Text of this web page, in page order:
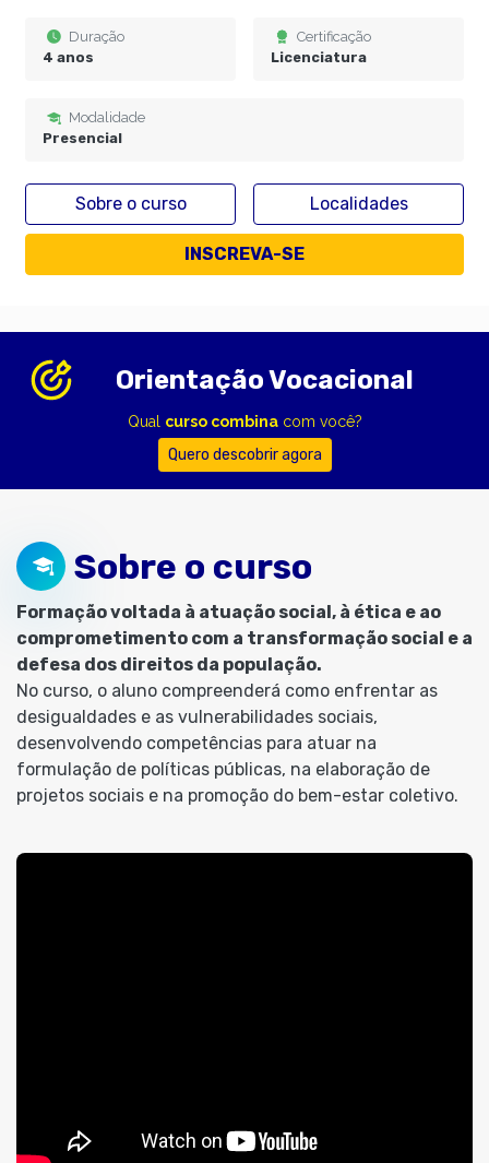
Duração
4 anos
Certificação
Licenciatura
Modalidade
Presencial
Sobre o curso Localidades
INSCREVA-SE
Orientação Vocacional
Qual curso combinacom você?
Quero descobrir agora
Sobre o curso
Formação voltada à atuação social, à ética e ao
comprometimento com a transformação social e a
defesa dos direitos da população.
No curso, o aluno compreenderá como enfrentar as
desigualdades e as vulnerabilidades sociais,
desenvolvendo competências para atuar na
formulação de políticas públicas, na elaboração de
projetos sociais e na promoção do bem-estar coletivo.